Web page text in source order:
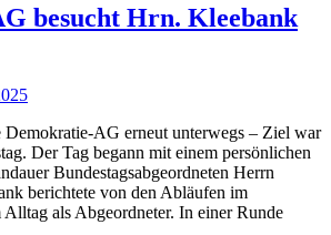
besucht Hrn. Kleebank
AG erneut unterwegs – Ziel war
Der Tag begann mit einem persönlichen
Bundestagsabgeordneten Herrn
berichtete von den Abläufen im
Alltag als Abgeordneter. In einer Runde